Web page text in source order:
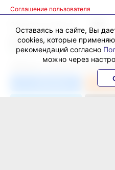
Соглашение пользователя
Данные погоды
Оставаясь на сайте, Вы
cookies, которые
рекомендаций согласно
можно через